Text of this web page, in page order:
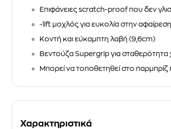
Επιφάνειες scratch-proof που δεν
-lift μοχλός για ευκολία στην
Κοντή και εύκαμπτη λαβή (9,6cm)
Βεντούζα Supergrip για σταθερότητα
Μπορεί να τοποθετηθεί στο
Χαρακτηριστικά